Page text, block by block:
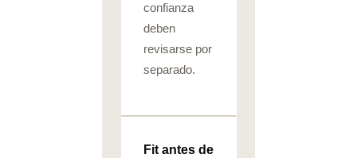
confianza
deben
revisarse por
separado.
Fit antes de